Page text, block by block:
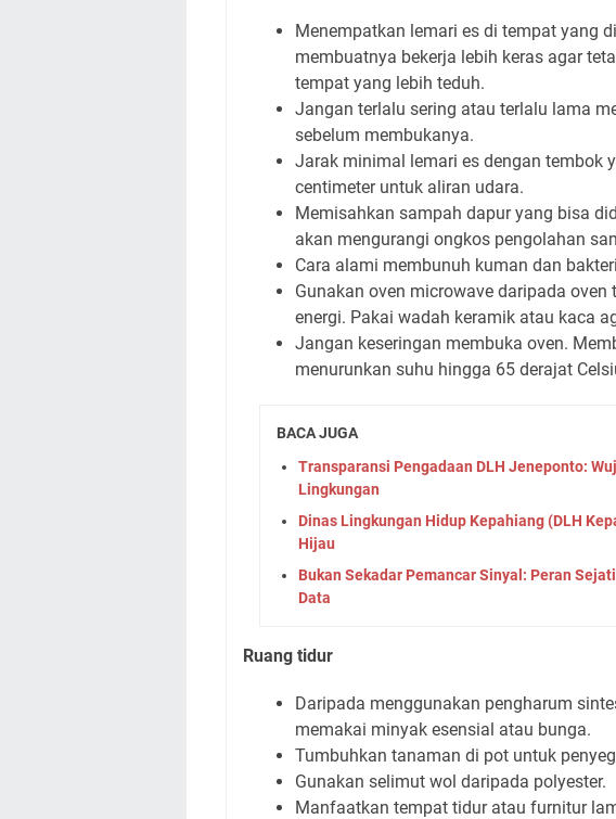
Menempatkan lemari es di tempat yang
membuatnya bekerja lebih keras agar
tempat yang lebih teduh.
Jangan terlalu sering atau terlalu lama
sebelum membukanya.
Jarak minimal lemari es dengan tembok
centimeter untuk aliran udara.
Memisahkan sampah dapur yang bisa
akan mengurangi ongkos pengolahan
Cara alami membunuh kuman dan
Gunakan oven microwave daripada
energi. Pakai wadah keramik atau kaca
Jangan keseringan membuka oven.
menurunkan suhu hingga 65 derajat
BACA JUGA
Transparansi Pengadaan DLH Jeneponto:
Lingkungan
Dinas Lingkungan Hidup Kepahiang (DLH
Hijau
Bukan Sekadar Pemancar Sinyal: Peran
Data
Ruang tidur
Daripada menggunakan pengharum
memakai minyak esensial atau bunga.
Tumbuhkan tanaman di pot untuk
Gunakan selimut wol daripada polyester.
Manfaatkan tempat tidur atau furnitur